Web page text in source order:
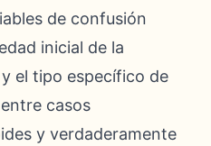
de confusión
inicial de la
el tipo específico de
casos
y verdaderamente